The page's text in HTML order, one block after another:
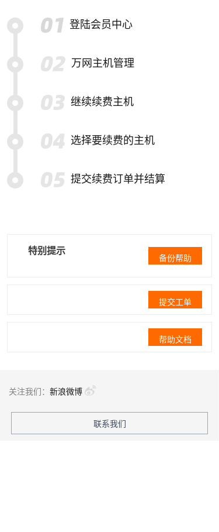
登陆会员中心
万网主机管理
继续续费主机
选择要续费的主机
提交续费订单并结算
特别提示
备份帮助
提交工单
帮助文档